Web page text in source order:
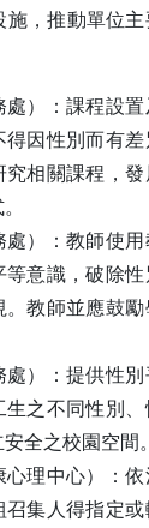
施，推動單位
）：課程設
得因性別而有
究相關課程，
）：教師使
等意識，破除
。教師並應鼓
處）：提供性
之不同性別
全之校園空間。
心理中心）：
集人得指定